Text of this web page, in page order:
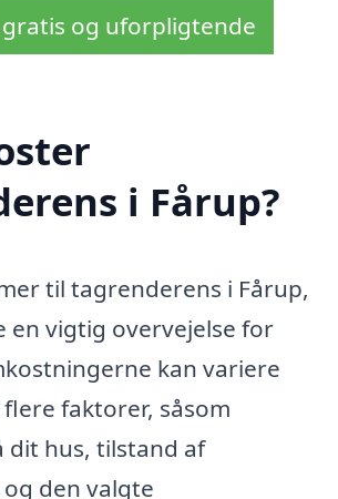
gratis og uforpligtende
i Fårup?
til tagrenderens i Fårup,
en vigtig overvejelse for
kan variere
faktorer, såsom
dit hus, tilstand af
den valgte